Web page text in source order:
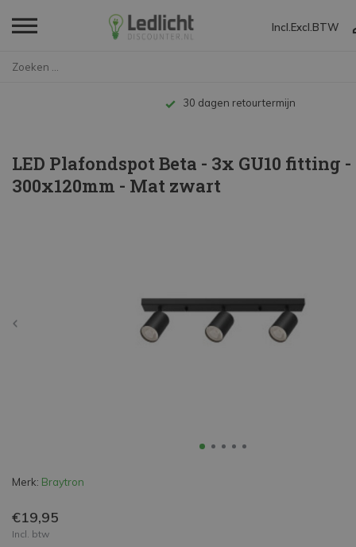
Incl. Excl. BTW
Tot 10 jaar garantie
LED Plafondspot Beta - 3x GU10 fitting -
300x120mm - Mat zwart
Merk: Braytron
€19,95
Incl. btw